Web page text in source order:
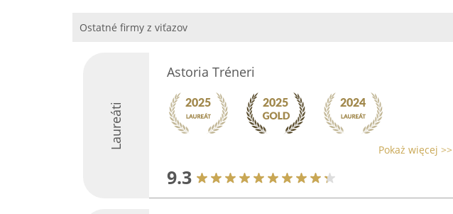
Ostatné firmy z viťazov
Laureáti
Astoria Tréneri
Pokaż więcej >>
9.3